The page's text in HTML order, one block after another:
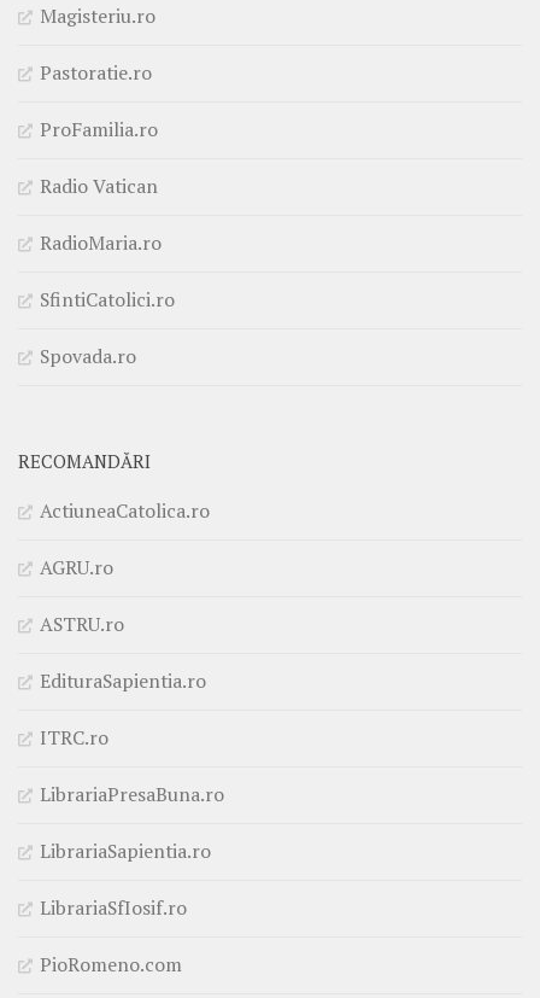
Magisteriu.ro
Pastoratie.ro
ProFamilia.ro
Radio Vatican
RadioMaria.ro
SfintiCatolici.ro
Spovada.ro
RECOMANDĂRI
ActiuneaCatolica.ro
AGRU.ro
ASTRU.ro
EdituraSapientia.ro
ITRC.ro
LibrariaPresaBuna.ro
LibrariaSapientia.ro
LibrariaSfIosif.ro
PioRomeno.com